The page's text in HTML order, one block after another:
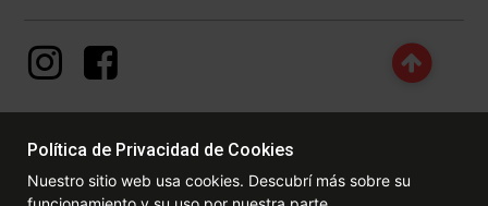
DERECHOS RESERVADOS. Las fotos contenidas en este site, el
Política de Privacidad de Cookies
Nuestro sitio web usa cookies. Descubrí más sobre su